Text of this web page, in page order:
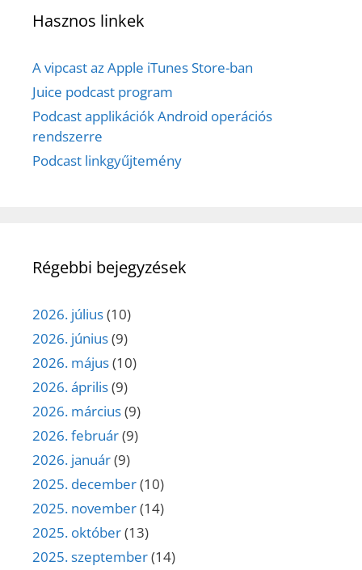
Hasznos linkek
A vipcast az Apple iTunes Store-ban
Juice podcast program
Podcast applikációk Android operációs
rendszerre
Podcast linkgyűjtemény
Régebbi bejegyzések
2026. július(10)
2026. június(9)
2026. május(10)
2026. április(9)
2026. március(9)
2026. február(9)
2026. január(9)
2025. december(10)
2025. november(14)
2025. október(13)
2025. szeptember(14)